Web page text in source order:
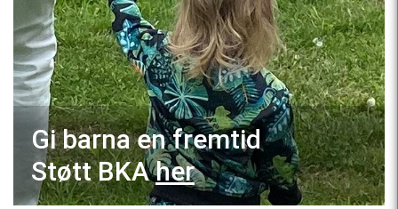
Gi barna en fremtid
Støtt BKAher